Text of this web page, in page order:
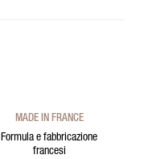
MADE IN FRANCE
Formula e fabbricazione
francesi